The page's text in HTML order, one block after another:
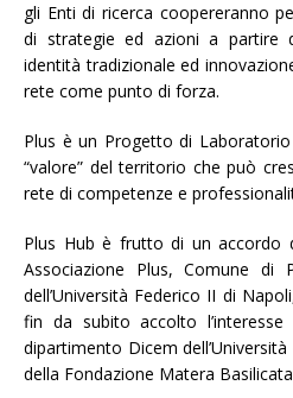
gli Enti di ricerca coopereranno
di strategie ed azioni a partire
identità tradizionale ed
rete come punto di forza.
Plus è un Progetto di
“valore” del territorio che può
rete di competenze e
Plus Hub è frutto di un accordo
Associazione Plus, Comune di
dell’Università Federico II di
fin da subito accolto
dipartimento Dicem
della Fondazione Matera